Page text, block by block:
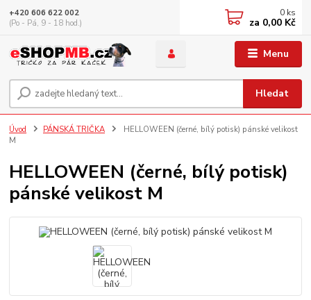
Menu
Hledat
+420 606 622 002
(Po - Pá, 9 - 18 hod.)
0 ks
za 0,00 Kč
Úvod PÁNSKÁ TRIČKA
HELLOWEEN (černé, bílý potisk) pánské velikost
M
HELLOWEEN (černé, bílý potisk)
pánské velikost M